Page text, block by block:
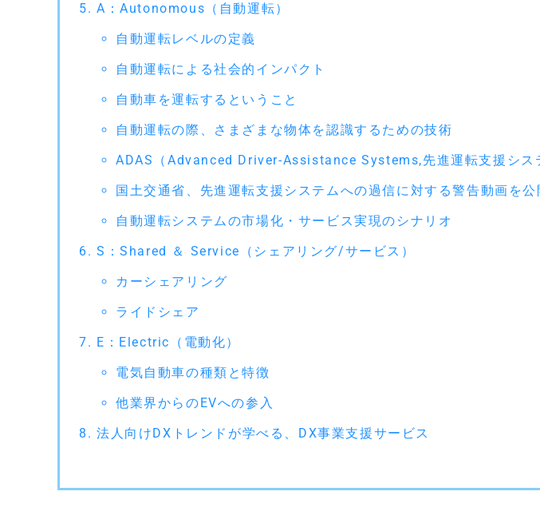
A：Autonomous（自動運転）
自動運転レベルの定義
自動運転による社会的インパクト
自動車を運転するということ
自動運転の際、さまざまな物体を認識するための技術
ADAS（Advanced Driver-Assistance Systems,先進運転支援シス
国土交通省、先進運転支援システムへの過信に対する警告動画を公
自動運転システムの市場化・サービス実現のシナリオ
S：Shared ＆ Service（シェアリング/サービス）
カーシェアリング
ライドシェア
E：Electric（電動化）
電気自動車の種類と特徴
他業界からのEVへの参入
法人向けDXトレンドが学べる、DX事業支援サービス